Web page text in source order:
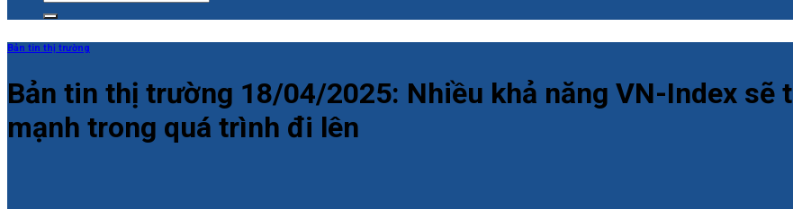
Bản tin thị trường
Bản tin thị trường 18/04/2025: Nhiều khả năng VN-Index sẽ
mạnh trong quá trình đi lên